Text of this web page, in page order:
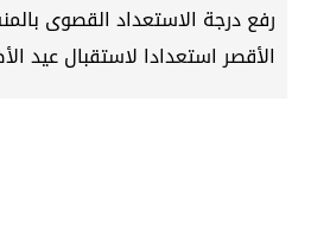
رفع درجة الاستعداد القصوى
الأقصر استعدادا لاستقبال عيد